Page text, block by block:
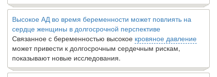
Высокое АД во время беременности может повлиять на
сердце женщины в долгосрочной перспективе
Связанное с беременностью высокое кровяное давление
может привести к долгосрочным сердечным рискам,
показывают новые исследования.